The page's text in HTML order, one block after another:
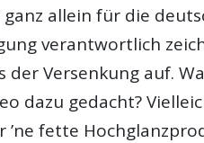
allein für die
verantwortlich
der Versenkung auf.
dazu gedacht?
’ne fette